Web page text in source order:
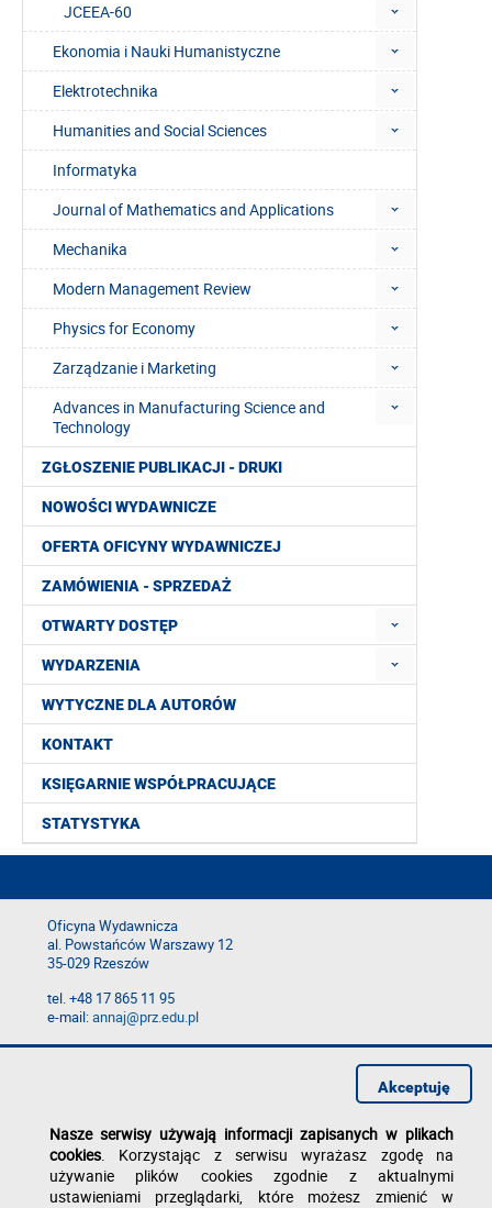
JCEEA-60
Ekonomia i Nauki Humanistyczne
Elektrotechnika
Humanities and Social Sciences
Informatyka
Journal of Mathematics and Applications
Mechanika
Modern Management Review
Physics for Economy
Zarządzanie i Marketing
Advances in Manufacturing Science and
Technology
ZGŁOSZENIE PUBLIKACJI - DRUKI
NOWOŚCI WYDAWNICZE
OFERTA OFICYNY WYDAWNICZEJ
ZAMÓWIENIA - SPRZEDAŻ
OTWARTY DOSTĘP
WYDARZENIA
WYTYCZNE DLA AUTORÓW
KONTAKT
KSIĘGARNIE WSPÓŁPRACUJĄCE
STATYSTYKA
Oficyna Wydawnicza
al. Powstańców Warszawy 12
35-029 Rzeszów
tel. +48 17 865 11 95
e-mail:annaj@prz.edu.pl
Deklaracja dostępności
Nasze serwisy używają informacji zapisanych w plikach
cookies. Korzystając z serwisu wyrażasz zgodę na
używanie plików cookies zgodnie z aktualnymi
ustawieniami przeglądarki, które możesz zmienić w
Akceptuję